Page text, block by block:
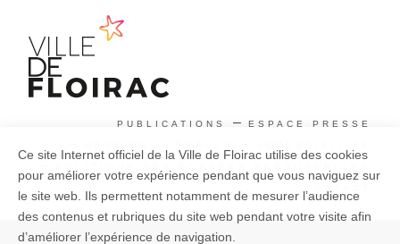
PUBLICATIONS ESPACE PRESSE
Ce site Internet officiel de la Ville de Floirac utilise des cookies
pour améliorer votre expérience pendant que vous naviguez sur
le site web. Ils permettent notamment de mesurer l’audience
des contenus et rubriques du site web pendant votre visite afin
d’améliorer l’expérience de navigation.